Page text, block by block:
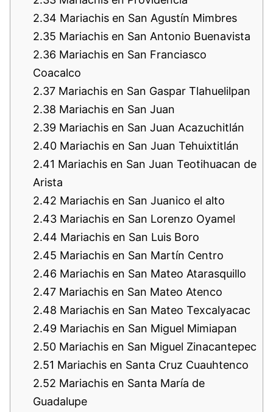
2.34 Mariachis en San Agustín Mimbres
2.35 Mariachis en San Antonio Buenavista
2.36 Mariachis en San Franciasco
Coacalco
2.37 Mariachis en San Gaspar Tlahuelilpan
2.38 Mariachis en San Juan
2.39 Mariachis en San Juan Acazuchitlán
2.40 Mariachis en San Juan Tehuixtitlán
2.41 Mariachis en San Juan Teotihuacan de
Arista
2.42 Mariachis en San Juanico el alto
2.43 Mariachis en San Lorenzo Oyamel
2.44 Mariachis en San Luis Boro
2.45 Mariachis en San Martín Centro
2.46 Mariachis en San Mateo Atarasquillo
2.47 Mariachis en San Mateo Atenco
2.48 Mariachis en San Mateo Texcalyacac
2.49 Mariachis en San Miguel Mimiapan
2.50 Mariachis en San Miguel Zinacantepec
2.51 Mariachis en Santa Cruz Cuauhtenco
2.52 Mariachis en Santa María de
Guadalupe